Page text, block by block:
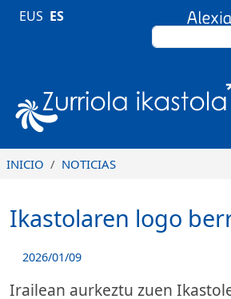
Pasar al contenido principal
BUSCAR
EUS ES
INICIO NOTICIAS
Ikastolaren logo
2026/01/09
Irailean aurkeztu zuen